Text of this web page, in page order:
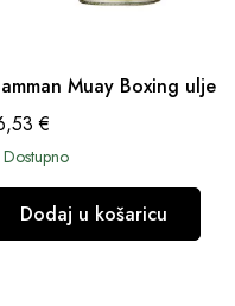
Muay Boxing ulje
€
Dostupno
Dodaj u košaricu